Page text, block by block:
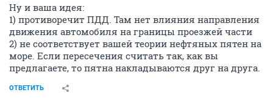
Ну и ваша идея:
1) противоречит ПДД. Там нет влияния направления
движения автомобиля на границы проезжей части
2) не соответствует вашей теории нефтяных пятен на
море. Если пересечения считать так, как вы
предлагаете, то пятна накладываются друг на друга.
ОТВЕТИТЬ